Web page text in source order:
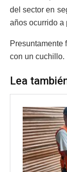
del sector en
años ocurrido a
Presuntamente
con un cuchillo.
Lea